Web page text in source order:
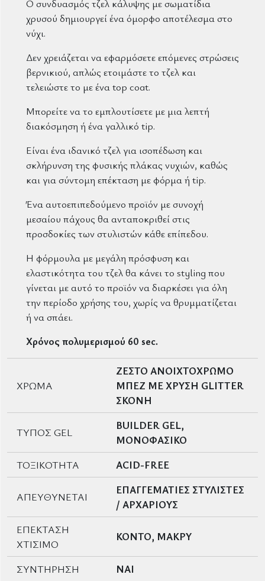
Ο συνδυασμός τζελ κάλυψης με σωματίδια
χρυσού δημιουργεί ένα όμορφο αποτέλεσμα στο
νύχι.
Δεν χρειάζεται να εφαρμόσετε επόμενες στρώσεις
βερνικιού, απλώς ετοιμάστε το τζελ και
τελειώστε το με ένα top coat.
Μπορείτε να το εμπλουτίσετε με μια λεπτή
διακόσμηση ή ένα γαλλικό tip.
Είναι ένα ιδανικό τζελ για ισοπέδωση και
σκλήρυνση της φυσικής πλάκας νυχιών, καθώς
και για σύντομη επέκταση με φόρμα ή tip.
Ένα αυτοεπιπεδούμενο προϊόν με συνοχή
μεσαίου πάχους θα ανταποκριθεί στις
προσδοκίες των στυλιστών κάθε επίπεδου.
Η φόρμουλα με μεγάλη πρόσφυση και
ελαστικότητα του τζελ θα κάνει το styling που
γίνεται με αυτό το προϊόν να διαρκέσει για όλη
την περίοδο χρήσης του, χωρίς να θρυμματίζεται
ή να σπάει.
Χρόνος πολυμερισμού 60 sec.
ΧΡΩΜΑ
ΖΕΣΤΟ ΑΝΟΙΧΤΟΧΡΩΜΟ
ΜΠΕΖ ΜΕ ΧΡΥΣΗ GLITTER
ΣΚΟΝΗ
ΤΥΠΟΣ GEL
BUILDER GEL,
ΜΟΝΟΦΑΣΙΚΟ
ΤΟΞΙΚΟΤΗΤΑ
ACID-FREE
ΑΠΕΥΘΥΝΕΤΑΙ
ΕΠΑΓΓΕΜΑΤΙΕΣ ΣΤΥΛΙΣΤΕΣ
/ ΑΡΧΑΡΙΟΥΣ
ΕΠΕΚΤΑΣΗ
ΧΤΙΣΙΜΟ
ΚΟΝΤΟ, ΜΑΚΡΥ
ΣΥΝΤΗΡΗΣΗ ΝΑΙ